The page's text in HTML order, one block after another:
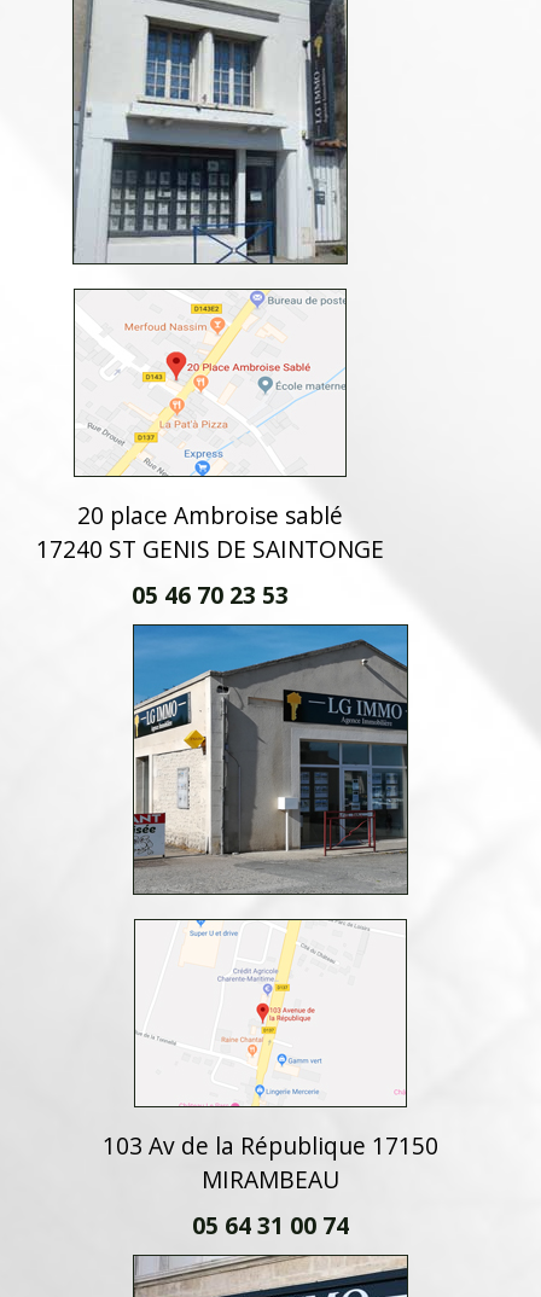
20 place Ambroise sablé
17240 ST GENIS DE SAINTONGE
05 46 70 23 53
103 Av de la République 17150
MIRAMBEAU
05 64 31 00 74